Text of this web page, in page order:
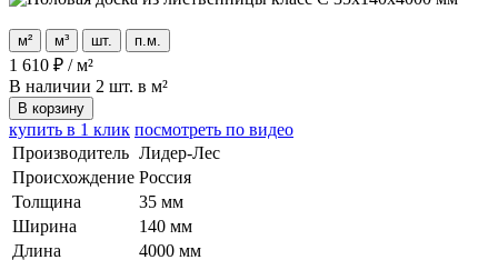
м² м³ шт. п.м.
1 610 ₽ /м²
В наличии 2 шт. в м²
В корзину
купить в 1 клик посмотреть по видео
Производитель Лидер-Лес
Происхождение Россия
Толщина
35 мм
Ширина
140 мм
Длина
4000 мм